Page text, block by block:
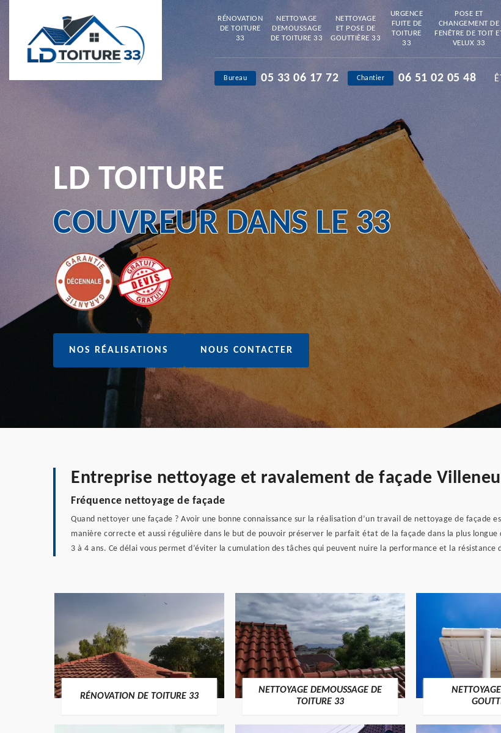
RÉNOVATION
DE TOITURE
33
NETTOYAGE
DEMOUSSAGE
DE TOITURE 33
NETTOYAGE
ET POSE DE
GOUTTIÈRE 33
URGENCE
FUITE DE
TOITURE
33
POSE ET
CHANGEMENT DE
FENÊTRE DE TOIT
VELUX 33
Bureau 05 33 06 17 72 Chantier 06 51 02 05 48
LD TOITURE
COUVREUR DANS LE 33
NOS RÉALISATIONS NOUS CONTACTER
Entreprise nettoyage et ravalement de façade
Fréquence nettoyage de façade
Quand nettoyer une façade ? Avoir une bonne connaissance sur la réalisation d’un travail de nettoyage de
manière correcte et aussi régulière dans le but de pouvoir préserver le parfait état de la façade dans la plus
3 à 4 ans. Ce délai vous permet d’éviter la cumulation des tâches qui peuvent nuire la performance et la résistance
RÉNOVATION DE TOITURE 33
NETTOYAGE DEMOUSSAGE DE
TOITURE 33